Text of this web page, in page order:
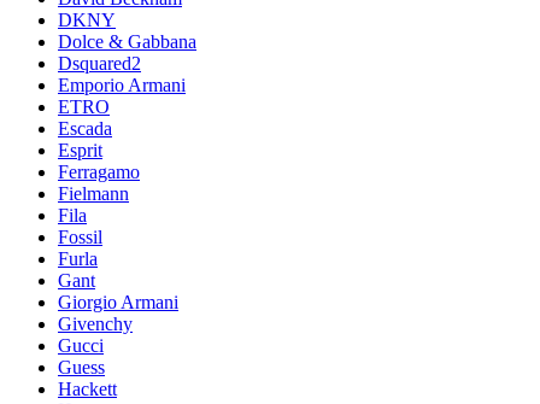
DKNY
Dolce & Gabbana
Dsquared2
Emporio Armani
ETRO
Escada
Esprit
Ferragamo
Fielmann
Fila
Fossil
Furla
Gant
Giorgio Armani
Givenchy
Gucci
Guess
Hackett